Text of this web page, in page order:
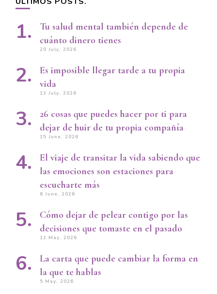
Tu salud mental también depende de
cuánto dinero tienes
20 July, 2026
Es imposible llegar tarde a tu propia
vida
13 July, 2026
26 cosas que puedes hacer por ti para
dejar de huir de tu propia compañía
15 June, 2026
El viaje de transitar la vida sabiendo que
las emociones son estaciones para
escucharte más
8 June, 2026
Cómo dejar de pelear contigo por las
decisiones que tomaste en el pasado
11 May, 2026
La carta que puede cambiar la forma en
la que te hablas
5 May, 2026